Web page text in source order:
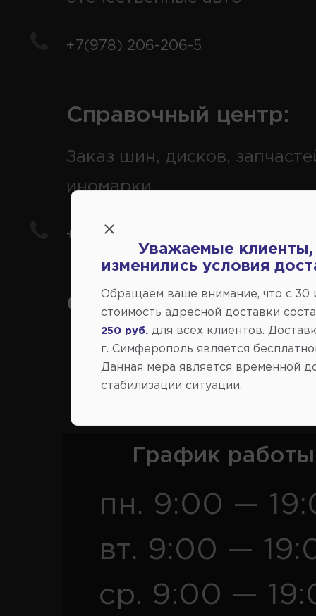
+7(978) 206-206-5
Справочный центр:
Заказ шин, дисков,
иномарки
+7(978) 206-206-8
Социальные сети:
Розница
График
пн. 9:00 —
вт. 9:00 —
ср. 9:00 —
Уважаемые клиенты,
изменились условия
Обращаем ваше внимание, что c 30
стоимость адресной доставки
250 руб. для всех клиентов.
г. Симферополь является
Данная мера является временной
стабилизации ситуации.